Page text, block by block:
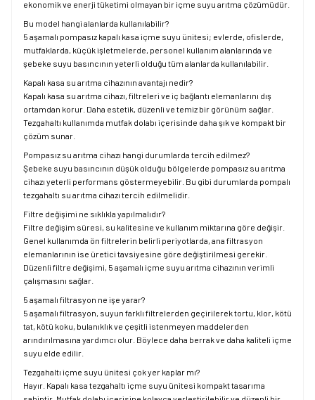
ekonomik ve enerji tüketimi olmayan bir içme suyu arıtma çözümüdür.
Bu model hangi alanlarda kullanılabilir?
5 aşamalı pompasız kapalı kasa içme suyu ünitesi; evlerde, ofislerde,
mutfaklarda, küçük işletmelerde, personel kullanım alanlarında ve
şebeke suyu basıncının yeterli olduğu tüm alanlarda kullanılabilir.
Kapalı kasa su arıtma cihazının avantajı nedir?
Kapalı kasa su arıtma cihazı, filtreleri ve iç bağlantı elemanlarını dış
ortamdan korur. Daha estetik, düzenli ve temiz bir görünüm sağlar.
Tezgahaltı kullanımda mutfak dolabı içerisinde daha şık ve kompakt bir
çözüm sunar.
Pompasız su arıtma cihazı hangi durumlarda tercih edilmez?
Şebeke suyu basıncının düşük olduğu bölgelerde pompasız su arıtma
cihazı yeterli performans göstermeyebilir. Bu gibi durumlarda pompalı
tezgahaltı su arıtma cihazı tercih edilmelidir.
Filtre değişimi ne sıklıkla yapılmalıdır?
Filtre değişim süresi, su kalitesine ve kullanım miktarına göre değişir.
Genel kullanımda ön filtrelerin belirli periyotlarda, ana filtrasyon
elemanlarının ise üretici tavsiyesine göre değiştirilmesi gerekir.
Düzenli filtre değişimi, 5 aşamalı içme suyu arıtma cihazının verimli
çalışmasını sağlar.
5 aşamalı filtrasyon ne işe yarar?
5 aşamalı filtrasyon, suyun farklı filtrelerden geçirilerek tortu, klor, kötü
tat, kötü koku, bulanıklık ve çeşitli istenmeyen maddelerden
arındırılmasına yardımcı olur. Böylece daha berrak ve daha kaliteli içme
suyu elde edilir.
Tezgahaltı içme suyu ünitesi çok yer kaplar mı?
Hayır. Kapalı kasa tezgahaltı içme suyu ünitesi kompakt tasarıma